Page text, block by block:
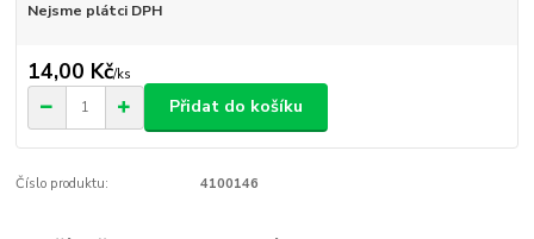
Nejsme plátci DPH
14,00 Kč/ks
Přidat do košíku
Číslo produktu: 4100146